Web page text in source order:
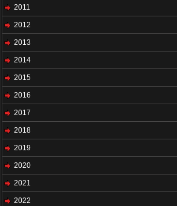
2011
2012
2013
2014
2015
2016
2017
2018
2019
2020
2021
2022